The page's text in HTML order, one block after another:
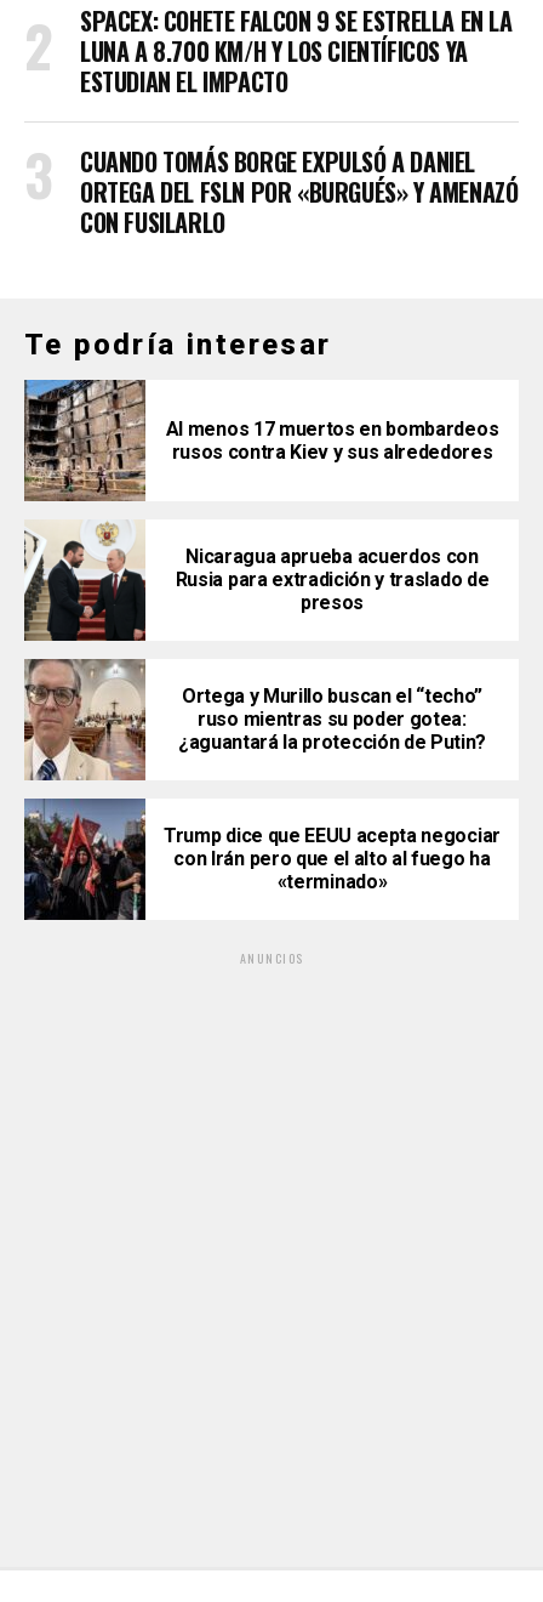
SPACEX: COHETE FALCON 9 SE ESTRELLA EN LA
LUNA A 8.700 KM/H Y LOS CIENTÍFICOS YA
ESTUDIAN EL IMPACTO
CUANDO TOMÁS BORGE EXPULSÓ A DANIEL
ORTEGA DEL FSLN POR «BURGUÉS» Y AMENAZÓ
CON FUSILARLO
Te podría interesar
Al menos 17 muertos en bombardeos
rusos contra Kiev y sus alrededores
Nicaragua aprueba acuerdos con
Rusia para extradición y traslado de
presos
Ortega y Murillo buscan el “techo”
ruso mientras su poder gotea:
¿aguantará la protección de Putin?
Trump dice que EEUU acepta negociar
con Irán pero que el alto al fuego ha
«terminado»
ANUNCIOS